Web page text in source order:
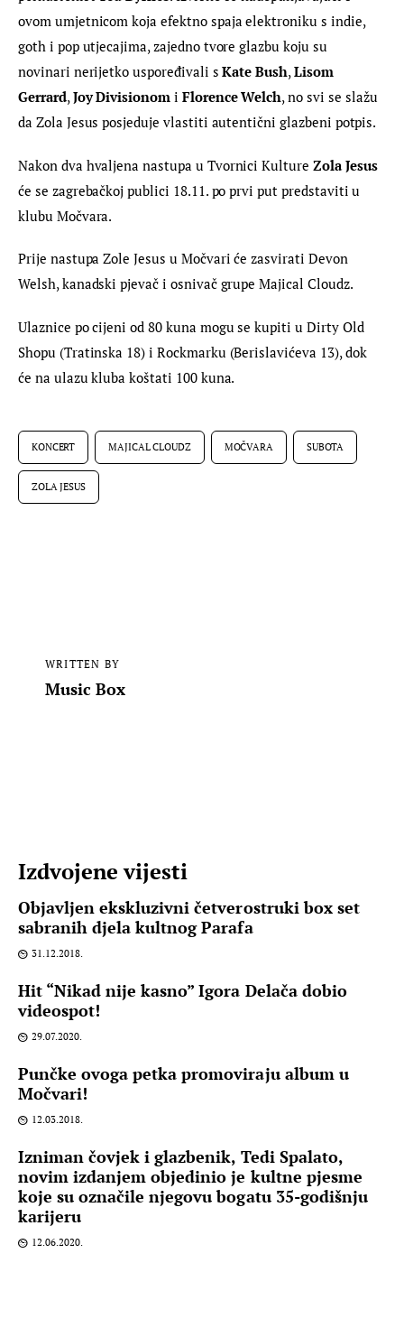
ovom umjetnicom koja efektno spaja elektroniku s indie,
goth i pop utjecajima, zajedno tvore glazbu koju su
novinari nerijetko uspoređivali s Kate Bush, Lisom
Gerrard, Joy Divisionom i Florence Welch, no svi se slažu
da Zola Jesus posjeduje vlastiti autentični glazbeni potpis.
Nakon dva hvaljena nastupa u Tvornici Kulture Zola Jesus
će se zagrebačkoj publici 18.11. po prvi put predstaviti u
klubu Močvara.
Prije nastupa Zole Jesus u Močvari će zasvirati Devon
Welsh, kanadski pjevač i osnivač grupe Majical Cloudz.
Ulaznice po cijeni od 80 kuna mogu se kupiti u Dirty Old
Shopu (Tratinska 18) i Rockmarku (Berislavićeva 13), dok
će na ulazu kluba koštati 100 kuna.
KONCERT MAJICAL CLOUDZ MOČVARA SUBOTA
ZOLA JESUS
WRITTEN BY
Music Box
Izdvojene vijesti
Objavljen ekskluzivni četverostruki box set
sabranih djela kultnog Parafa
31.12.2018.
Hit “Nikad nije kasno” Igora Delača dobio
videospot!
29.07.2020.
Punčke ovoga petka promoviraju album u
Močvari!
12.03.2018.
Izniman čovjek i glazbenik, Tedi Spalato,
novim izdanjem objedinio je kultne pjesme
koje su označile njegovu bogatu 35-godišnju
karijeru
12.06.2020.